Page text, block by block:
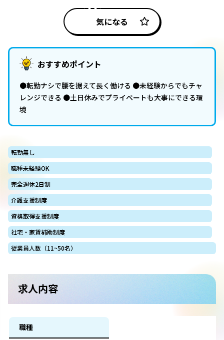
気になる
おすすめポイント
●転勤ナシで腰を据えて長く働ける ●未経験からでもチャ
レンジできる ●土日休みでプライベートも大事にできる環
境
転勤無し
職種未経験OK
完全週休2日制
介護支援制度
資格取得支援制度
社宅・家賃補助制度
従業員人数（11~50名）
求人内容
職種